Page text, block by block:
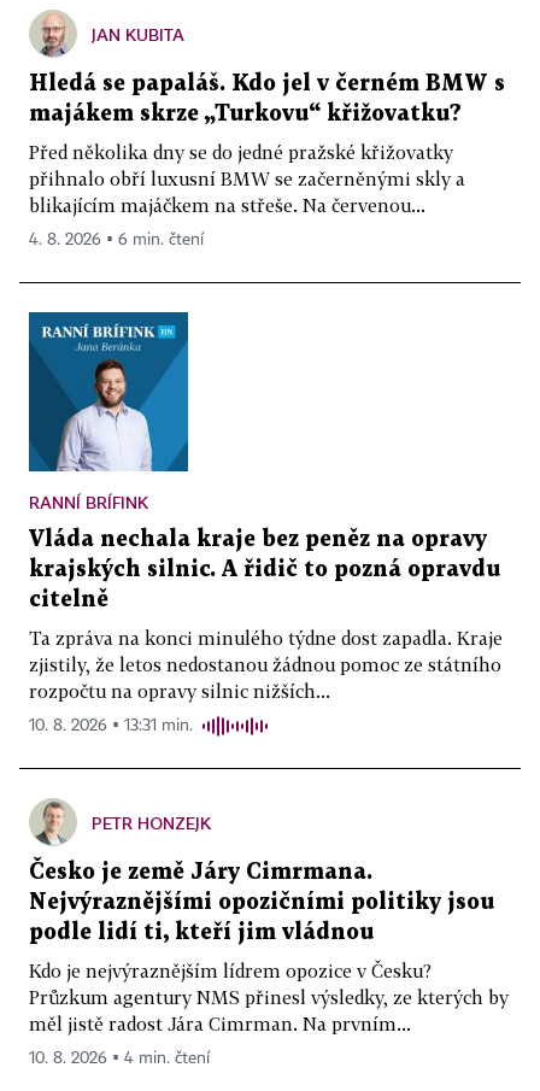
JAN KUBITA
Hledá se papaláš. Kdo jel v černém BMW s
majákem skrze „Turkovu“ křižovatku?
Před několika dny se do jedné pražské křižovatky
přihnalo obří luxusní BMW se začerněnými skly a
blikajícím majáčkem na střeše. Na červenou...
4. 8. 2026 ▪ 6 min. čtení
RANNÍ BRÍFINK
Vláda nechala kraje bez peněz na opravy
krajských silnic. A řidič to pozná opravdu
citelně
Ta zpráva na konci minulého týdne dost zapadla. Kraje
zjistily, že letos nedostanou žádnou pomoc ze státního
rozpočtu na opravy silnic nižších...
10. 8. 2026 ▪ 13:31 min.
PETR HONZEJK
Česko je země Járy Cimrmana.
Nejvýraznějšími opozičními politiky jsou
podle lidí ti, kteří jim vládnou
Kdo je nejvýraznějším lídrem opozice v Česku?
Průzkum agentury NMS přinesl výsledky, ze kterých by
měl jistě radost Jára Cimrman. Na prvním...
10. 8. 2026 ▪ 4 min. čtení